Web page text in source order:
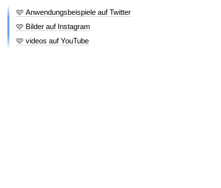
🩷 Anwendungsbeispiele auf Twitter
🩷 Bilder auf Instagram
🩷 videos auf YouTube